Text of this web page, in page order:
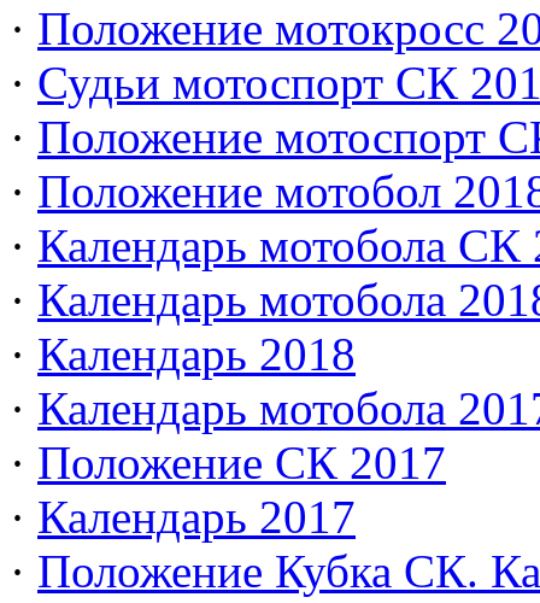
· Положение мотокросс
· Судьи мотоспорт СК
· Положение мотоспорт
· Положение мотобол
· Календарь мотобола СК
· Календарь мотобола
· Календарь 2018
· Календарь мотобола
· Положение СК 2017
· Календарь 2017
· Положение Кубка СК.